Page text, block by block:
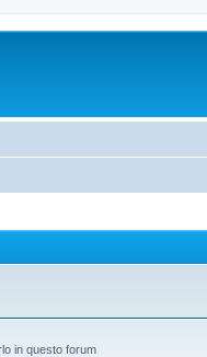
in questo forum